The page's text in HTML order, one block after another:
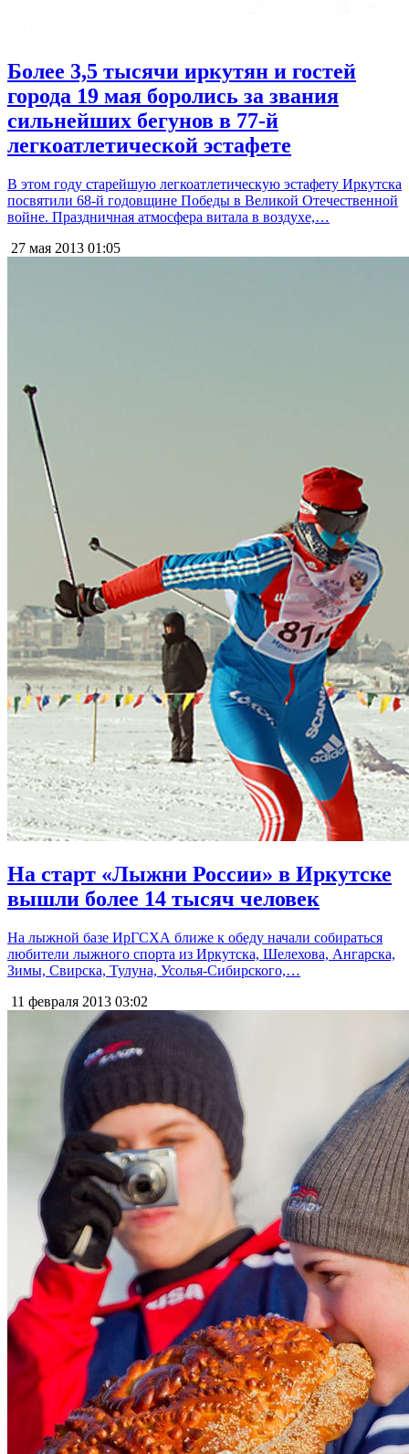
Более 3,5 тысячи иркутян и гостей
города 19 мая боролись за звания
сильнейших бегунов в 77-й
легкоатлетической эстафете
В этом году старейшую легкоатлетическую эстафету Иркутска
посвятили 68-й годовщине Победы в Великой Отечественной
войне. Праздничная атмосфера витала в воздухе,…
27 мая 2013 01:05
На старт «Лыжни России» в Иркутске
вышли более 14 тысяч человек
На лыжной базе ИрГСХА ближе к обеду начали собираться
любители лыжного спорта из Иркутска, Шелехова, Ангарска,
Зимы, Свирска, Тулуна, Усолья-Сибирского,…
11 февраля 2013 03:02